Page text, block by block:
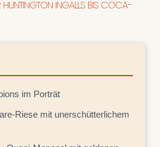
INGALLS BIS COCA-
im Porträt
Riese mit unerschütterlichem